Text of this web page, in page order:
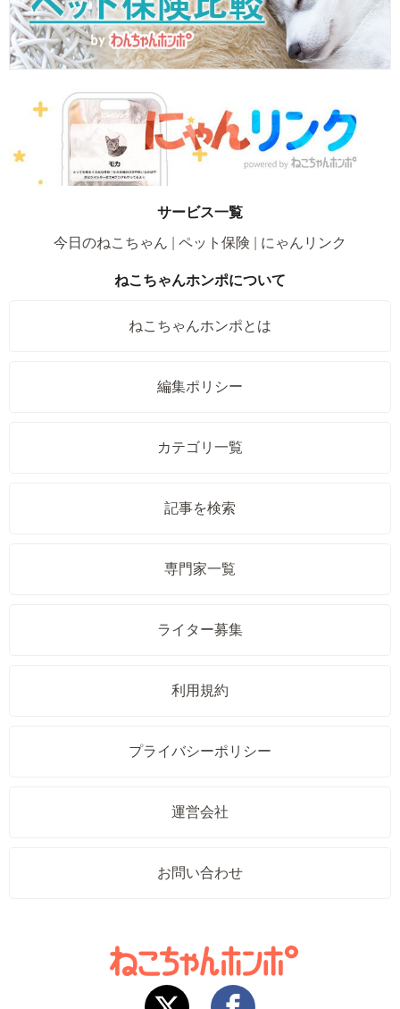
サービス一覧
今日のねこちゃん
ペット保険 にゃんリンク
ねこちゃんホンポについて
ねこちゃんホンポとは
編集ポリシー
カテゴリ一覧
記事を検索
専門家一覧
ライター募集
利用規約
プライバシーポリシー
運営会社
お問い合わせ